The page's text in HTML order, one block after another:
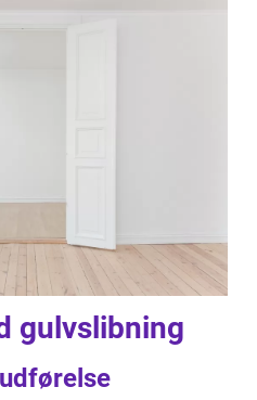
gulvslibning